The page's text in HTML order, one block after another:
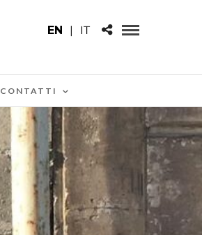
EN | IT
CONTATTI